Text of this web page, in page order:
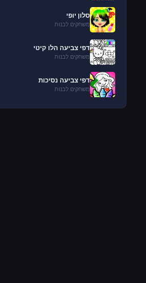
סלון יופי
משחקים לבנות
דפי צביעה הלו קיטי
משחקים לבנות
דפי צביעה נסיכות
משחקים לבנות